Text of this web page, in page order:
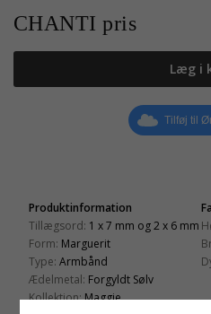
CHANTI pris
Læg i
Tilføj til
Produktinformation
Tillægsord: 1 x 7 mm og 2 x 6 mm
Form: Marguerit
Type: Armbånd
Ædelmetal: Forgyldt Sølv
Kollektion:Maggie